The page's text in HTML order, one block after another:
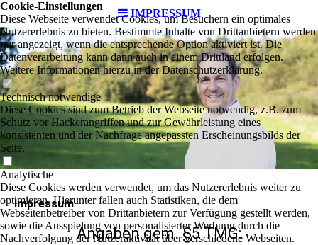
IMPRESSUM
Impressum
Angaben gem. §5 TMG:
Cookie-Einstellungen
Diese Webseite verwendet Cookies, um Besuchern ein optimales
Nutzererlebnis zu bieten. Bestimmte Inhalte von Drittanbietern werden
nur angezeigt, wenn die entsprechende Option aktiviert ist. Die
Datenverarbeitung kann dann auch in einem Drittland erfolgen.
Weitere Informationen hierzu in der Datenschutzerklärung.
Technisch notwendige
Diese Cookies sind zum Betrieb der Webseite notwendig, z.B. zum
Schutz vor Hackerangriffen und zur Gewährleistung eines
konsistenten und der Nachfrage angepassten Erscheinungsbilds der
Seite.
Analytische
Diese Cookies werden verwendet, um das Nutzererlebnis weiter zu
optimieren. Hierunter fallen auch Statistiken, die dem
Webseitenbetreiber von Drittanbietern zur Verfügung gestellt werden,
sowie die Ausspielung von personalisierter Werbung durch die
Nachverfolgung der Nutzeraktivität über verschiedene Webseiten.